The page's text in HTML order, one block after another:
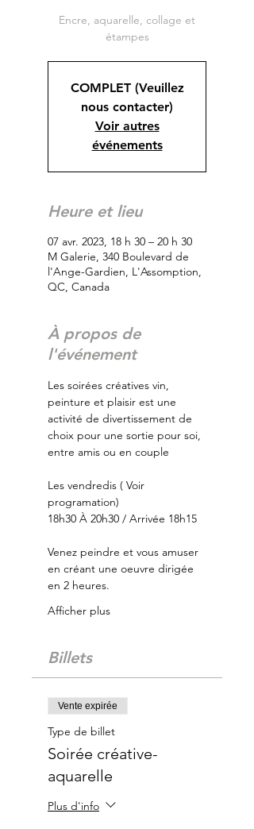
Encre, aquarelle, collage et
étampes
COMPLET (Veuillez
nous contacter)
Voir autres
événements
Heure et lieu
07 avr. 2023, 18 h 30 – 20 h 30
M Galerie, 340 Boulevard de
l'Ange-Gardien, L'Assomption,
QC, Canada
À propos de
l'événement
Les soirées créatives vin,
peinture et plaisir est une
activité de divertissement de
choix pour une sortie pour soi,
entre amis ou en couple
Les vendredis ( Voir
programation)
18h30 À 20h30 / Arrivée 18h15
Venez peindre et vous amuser
en créant une oeuvre dirigée
en 2 heures.
Afficher plus
Billets
Vente expirée
Type de billet
Soirée créative-
aquarelle
Plus d'info